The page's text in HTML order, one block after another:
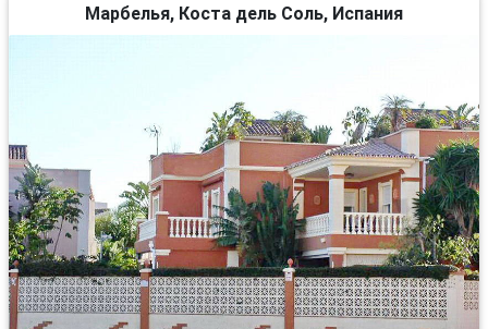
Марбелья, Коста дель Соль, Испания